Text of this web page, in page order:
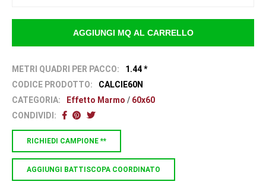
METRI QUADRI PER PACCO:
1.44 *
CODICE PRODOTTO:
CALCIE60N
CATEGORIA:
Effetto Marmo / 60x60
CONDIVIDI:
RICHIEDI CAMPIONE **
AGGIUNGI BATTISCOPA COORDINATO